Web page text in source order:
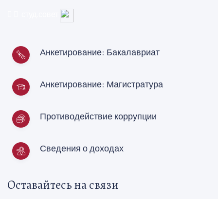
Анкетирование: Бакалавриат
Анкетирование: Магистратура
Противодействие коррупции
Сведения о доходах
Оставайтесь на связи